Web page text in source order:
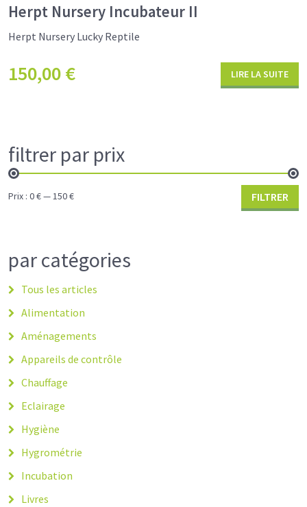
Herpt Nursery Incubateur II
Herpt Nursery Lucky Reptile
150,00€ LIRE LA SUITE
filtrer par prix
FILTRER
Prix : 0 €—150 €
par catégories
Tous les articles
Alimentation
Aménagements
Appareils de contrôle
Chauffage
Eclairage
Hygiène
Hygrométrie
Incubation
Livres